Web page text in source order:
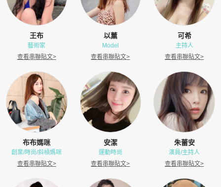
王布
藝術家
查看串聯貼文>
以薰
Model
查看串聯貼文>
可希
主持人
查看串聯貼文>
布布媽咪
創業/時尚/斜槓媽咪
查看串聯貼文>
安潔
運動時尚
查看串聯貼文>
朱蕾安
演員/主持人
查看串聯貼文>